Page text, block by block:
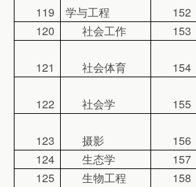
119
学与工程
152
120
社会工作 153
121 社会体育 154
122 社会学 155
123 摄影 156
124
生态学 157
125
生物工程 158